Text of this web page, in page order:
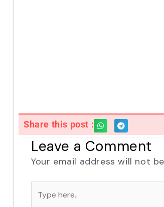
Share this post :
Leave a Comment
Your email address will not
here..